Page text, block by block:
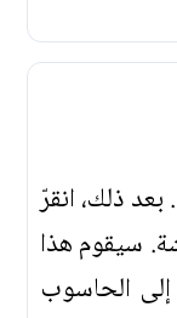
ذلك، انقرّ
سيقوم هذا
الحاسوب